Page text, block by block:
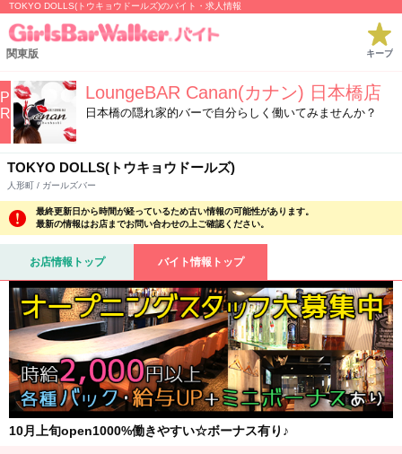
TOKYO DOLLS(トウキョウドールズ)のバイト・求人情報
関東版 キープ
P
R
LoungeBAR Canan(カナン) 日本橋店
日本橋の隠れ家的バーで自分らしく働いてみませんか？
TOKYO DOLLS(トウキョウドールズ)
人形町 / ガールズバー
最終更新日から時間が経っているため古い情報の可能性があります。
最新の情報はお店までお問い合わせの上ご確認ください。
お店情報トップ バイト情報トップ
10月上旬open1000%働きやすい☆ボーナス有り♪